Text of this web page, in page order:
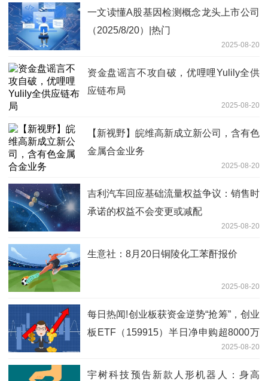
一文读懂A股基因检测概念龙头上市公司
（2025/8/20）|热门
2025-08-20
资金盘谣言不攻自破，优哩哩Yulily全供
应链布局
2025-08-20
【新视野】皖维高新成立新公司，含有色
金属合金业务
2025-08-20
吉利汽车回应基础流量权益争议：销售时
承诺的权益不会变更或减配
2025-08-20
生意社：8月20日铜陵化工苯酐报价
2025-08-20
每日热闻!创业板获资金逆势“抢筹”，创业
板ETF（159915）半日净申购超8000万
2025-08-20
宇树科技预告新款人形机器人：身高